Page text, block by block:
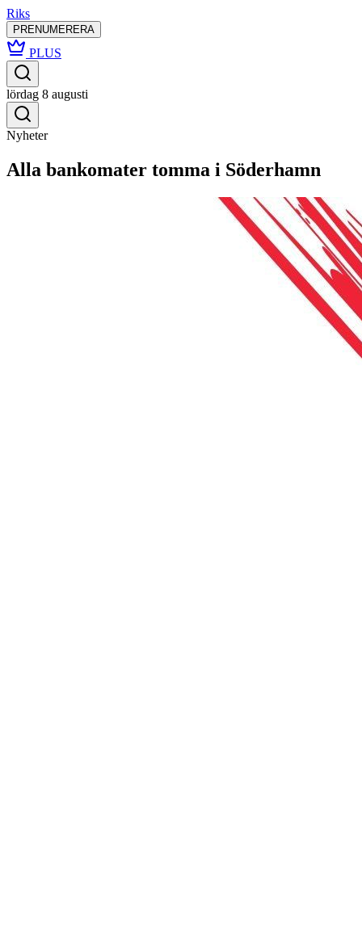
Riks
PRENUMERERA
PLUS
lördag 8 augusti
Nyheter
Alla bankomater tomma i Söderhamn